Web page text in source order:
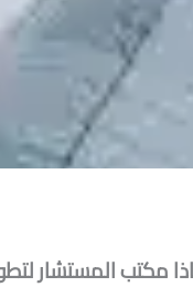
مكتب المستشار